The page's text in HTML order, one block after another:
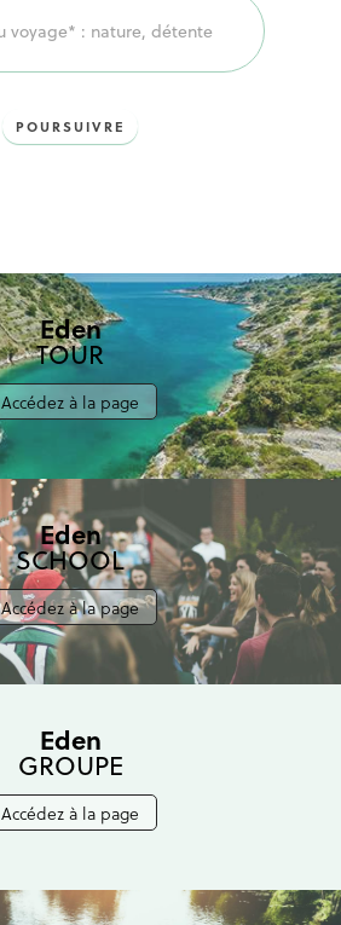
POURSUIVRE
Eden
TOUR
Accédez à la page
Eden
SCHOOL
Accédez à la page
Eden
GROUPE
Accédez à la page